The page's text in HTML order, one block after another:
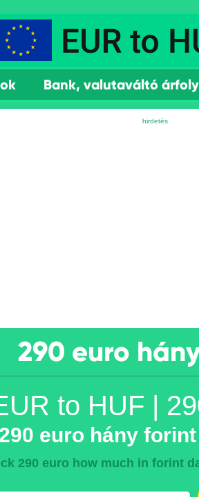
Bank, valutaváltó
290 euro
to HUF |
euro hány
290 euro how much in forint